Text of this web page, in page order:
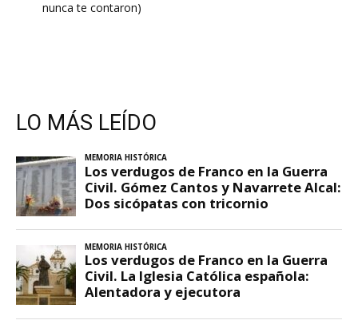
nunca te contaron)
LO MÁS LEÍDO